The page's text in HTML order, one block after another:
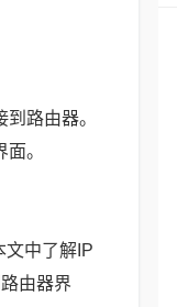
路由器。
。
文中了解IP
由器界